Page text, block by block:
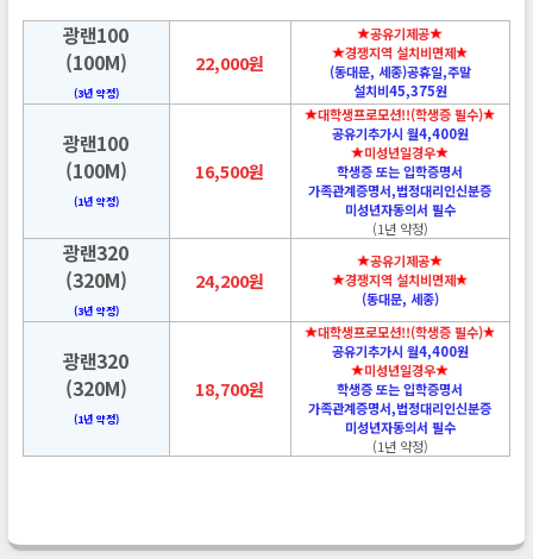
광랜100
(100M)
(3년 약정)
22,000원
공유기제공
경쟁지역 설치비면제
(동대문, 세종)공휴일,주말
설치비45,375원
광랜100
(100M)
(1년 약정)
16,500원
대학생프로모션!!(학생증 필수)
공유기추가시 월4,400원
미성년일경우
학생증 또는 입학증명서
가족관계증명서,법정대리인신분증
미성년자동의서 필수
(1년 약정)
광랜320
(320M)
(3년 약정)
24,200원
공유기제공
경쟁지역 설치비면제
(동대문, 세종)
광랜320
(320M)
(1년 약정)
18,700원
대학생프로모션!!(학생증 필수)
공유기추가시 월4,400원
미성년일경우
학생증 또는 입학증명서
가족관계증명서,법정대리인신분증
미성년자동의서 필수
(1년 약정)